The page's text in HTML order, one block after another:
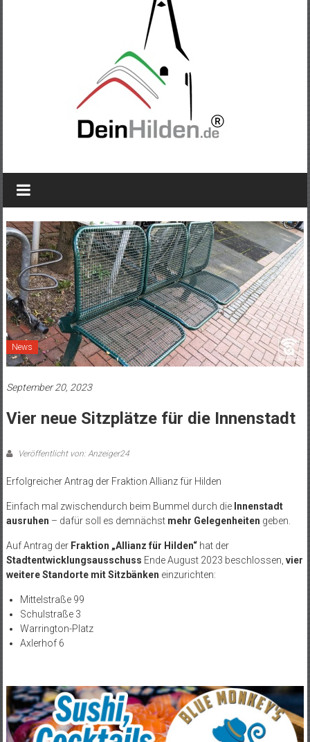
News
September 20, 2023
Vier neue Sitzplätze für die Innenstadt
Veröffentlicht von: Anzeiger24
Erfolgreicher Antrag der Fraktion Allianz für Hilden
Einfach mal zwischendurch beim Bummel durch die Innenstadt
ausruhen – dafür soll es demnächst mehr Gelegenheiten geben.
Auf Antrag der Fraktion „Allianz für Hilden“hat der
Stadtentwicklungsausschuss Ende August 2023 beschlossen, vier
weitere Standorte mit Sitzbänken einzurichten:
Mittelstraße 99
Schulstraße 3
Warrington-Platz
Axlerhof 6